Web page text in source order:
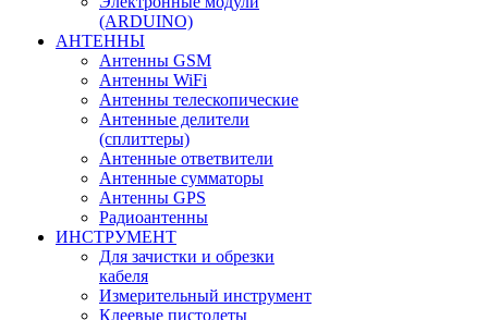
(ARDUINO)
АНТЕННЫ
Антенны GSM
Антенны WiFi
Антенны телескопические
Антенные делители
(сплиттеры)
Антенные ответвители
Антенные сумматоры
Антенны GPS
Радиоантенны
ИНСТРУМЕНТ
Для зачистки и обрезки
кабеля
Измерительный инструмент
Клеевые пистолеты